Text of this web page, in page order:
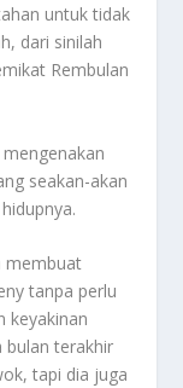
untuk tidak
dari sinilah
Rembulan
seakan-akan
membuat
tanpa perlu
keyakinan
bulan terakhir
tapi dia juga